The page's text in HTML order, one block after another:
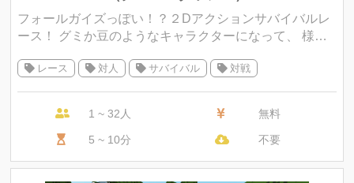
フォールガイズっぽい！？２Dアクションサバイバルレ
ース！ グミか豆のようなキャラクターになって、 様々
ームです。 合計4ラウンドあり
レース 対人 サバイバル 対戦
1 ~ 32人 無料
5 ~ 10分 不要